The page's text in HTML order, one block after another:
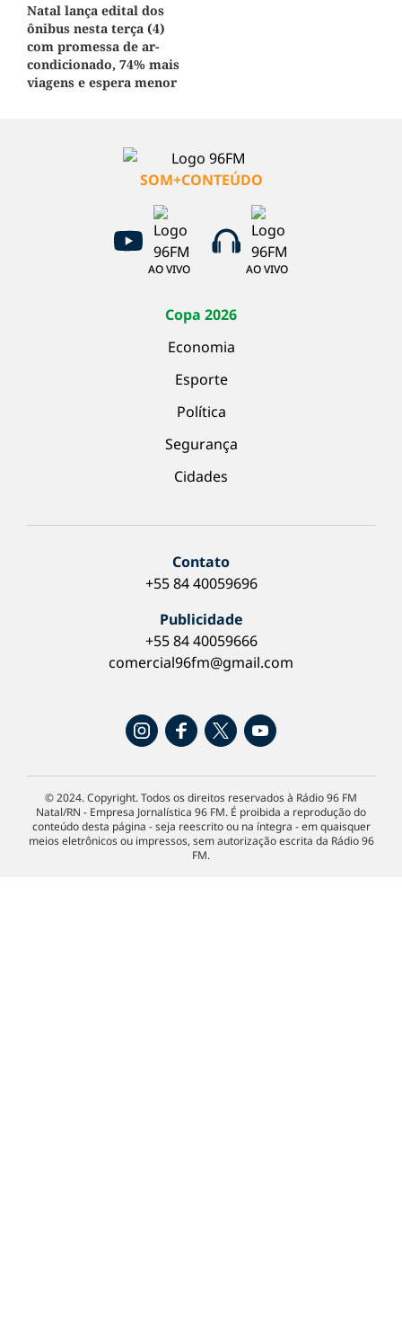
Natal lança edital dos
ônibus nesta terça (4)
com promessa de ar-
condicionado, 74% mais
viagens e espera menor
SOM+CONTEÚDO
AO VIVO AO VIVO
Copa 2026
Economia
Esporte
Política
Segurança
Cidades
Contato
+55 84 40059696
Publicidade
+55 84 40059666
comercial96fm@gmail.com
© 2024. Copyright. Todos os direitos reservados à Rádio 96 FM
Natal/RN - Empresa Jornalística 96 FM. É proibida a reprodução do
conteúdo desta página - seja reescrito ou na íntegra - em quaisquer
meios eletrônicos ou impressos, sem autorização escrita da Rádio 96
FM.